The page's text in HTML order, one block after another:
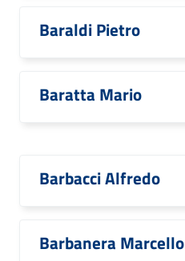
Baraldi Pietro
Baratta Mario
Barbacci Alfredo
Barbanera Marcello